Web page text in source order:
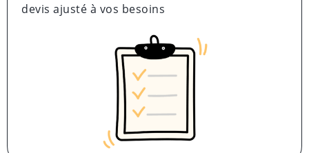
devis ajusté à vos besoins